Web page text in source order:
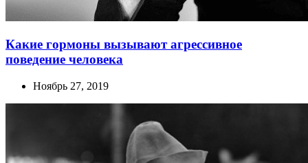
Какие гормоны вызывают агрессивное
поведение человека
Ноябрь 27, 2019